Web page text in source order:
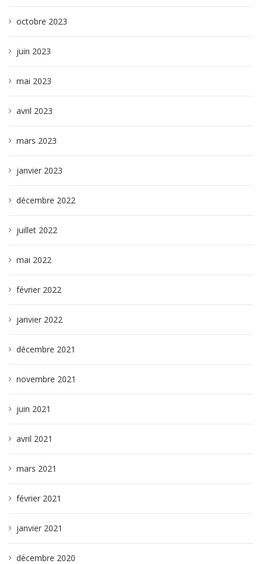
octobre 2023
juin 2023
mai 2023
avril 2023
mars 2023
janvier 2023
décembre 2022
juillet 2022
mai 2022
février 2022
janvier 2022
décembre 2021
novembre 2021
juin 2021
avril 2021
mars 2021
février 2021
janvier 2021
décembre 2020